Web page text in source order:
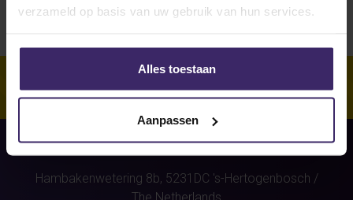
verzameld op basis van uw gebruik van hun services.
Alles toestaan
Aanpassen
Hambakenwetering 8b, 5231DC 's-Hertogenbosch /